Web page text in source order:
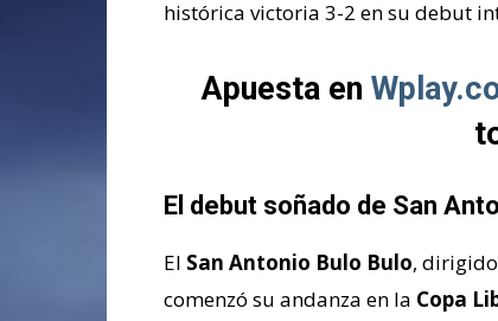
histórica victoria 3-2 en su debut
Apuesta en
El debut soñado de San
El San Antonio Bulo Bulo,
comenzó su andanza en la Copa